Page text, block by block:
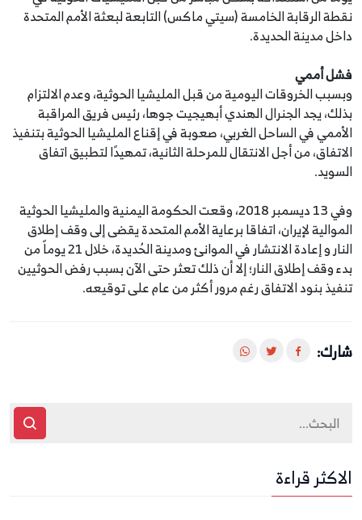
نقطة الرقابة الخامسة (سيتي ماكس) التابعة لبعثة الأمم المتحدة
داخل مدينة الحديدة.
فشل أممي
وبسبب الخروقات اليومية من قبل المليشيا الحوثية، وعدم الالتزام
بذلك، يجد الجنرال الهندي أبهيجيت جوها، رئيس فريق المراقبة
الأممي في الساحل الغربي، صعوبة في إقناع المليشيا الحوثية بتنفيذ
الاتفاق، من أجل الانتقال للمرحلة الثانية، تمهيدًا لتطبيق اتفاق
السويد.
وفي 13 ديسمبر 2018، وقعت الحكومة اليمنية والمليشيا الحوثية
الموالية لإيران، اتفاقا برعاية الأمم المتحدة يقضى إلى وقف إطلاق
النار و إعادة الانتشار في الموانئ ومدينة الحُديدة، خلال 21 يوماً من
بدء وقف إطلاق النار؛ إلا أن ذلك تعثر حتى الآن بسبب رفض الحوثيين
تنفيذ بنود الاتفاق رغم مرور أكثر من عام على توقيعه.
شارك:
الاكثر قراءة